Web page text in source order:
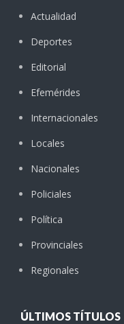
Actualidad
Deportes
Editorial
Efemérides
Internacionales
Locales
Nacionales
Policiales
Política
Provinciales
Regionales
ÚLTIMOS TÍTULOS